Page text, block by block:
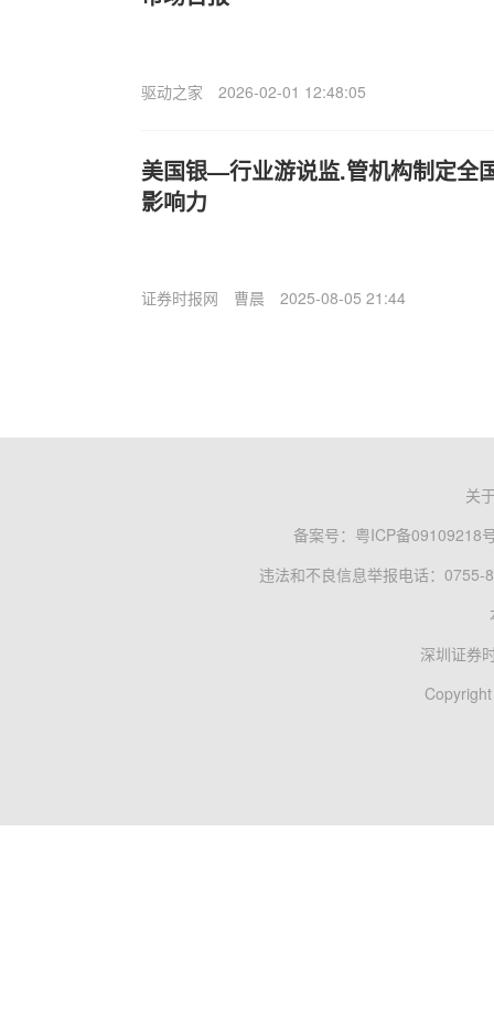
驱动之家 2026-02-01 12:48:05
美国银—行业游说监.管机构制定全
影响力
证券时报网 曹晨 2025-08-05 21:44
关
备案号： 粤ICP备09109218
违法和不良信息举报电话：0755-
深圳证券